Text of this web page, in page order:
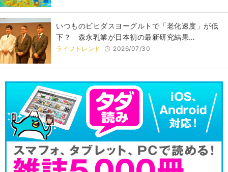
いつものビヒダスヨーグルトで「老化速度」が低
下？ 森永乳業が日本初の最新研究結果…
ライフトレンド 2026/07/30